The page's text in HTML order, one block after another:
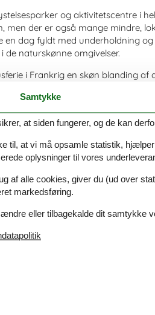
og aktivitetscentre i
men der er også mange mindre,
en dag fyldt med underholdning
naturskønne omgivelser.
i Frankrig en skøn blanding af
bakker til de lange
og godt
over byen
med smukke haver
i Normandiet
for Paris
perfekt til vandreture
oplevelser for hele familien
med spændende historie
med lavendel, der blomstrer om
fascinerende historie
Samtykke
at siden fungerer, og de kan
til, at vi må opsamle statistik,
oplysninger til vores
af alle cookies, giver du (ud over
markedsføring.
eller tilbagekalde dit samtykke